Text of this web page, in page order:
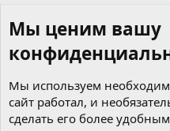
Мы ценим вашу
Мы используем
сайт работал, и
сделать его более